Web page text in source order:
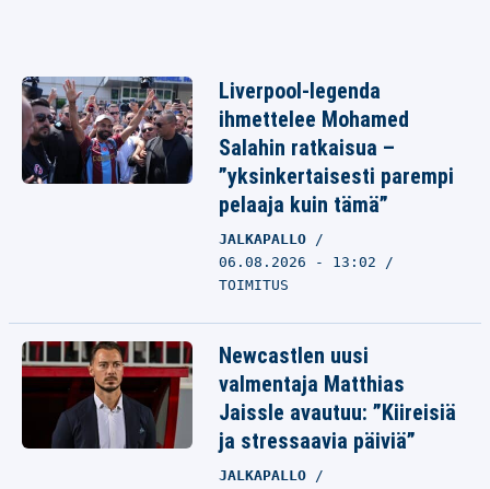
Liverpool-legenda
ihmettelee Mohamed
Salahin ratkaisua –
”yksinkertaisesti parempi
pelaaja kuin tämä”
JALKAPALLO
06.08.2026 - 13:02
TOIMITUS
Newcastlen uusi
valmentaja Matthias
Jaissle avautuu: ”Kiireisiä
ja stressaavia päiviä”
JALKAPALLO